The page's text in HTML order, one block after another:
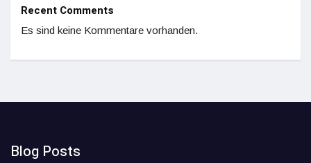
Recent Comments
Es sind keine Kommentare vorhanden.
Blog Posts